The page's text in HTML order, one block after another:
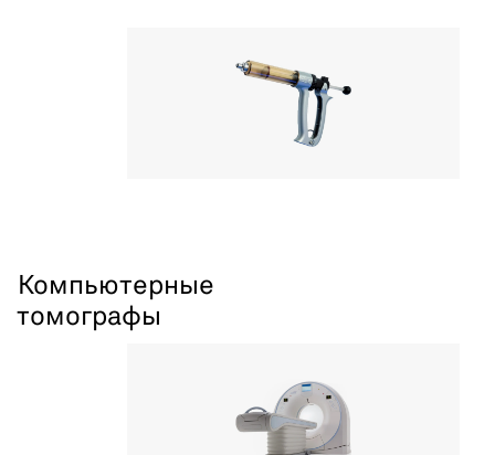
Компьютерные
томографы